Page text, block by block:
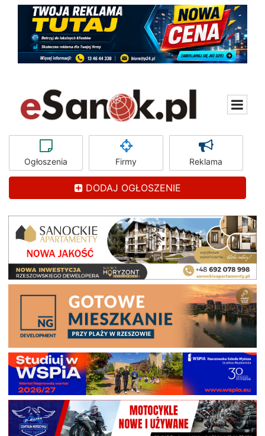
Ogłoszenia Firmy Reklama
DODAJ OGŁOSZENIE